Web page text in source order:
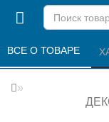
ВСЕ О ТОВАРЕ